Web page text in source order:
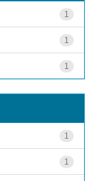
1
1
1
1
1